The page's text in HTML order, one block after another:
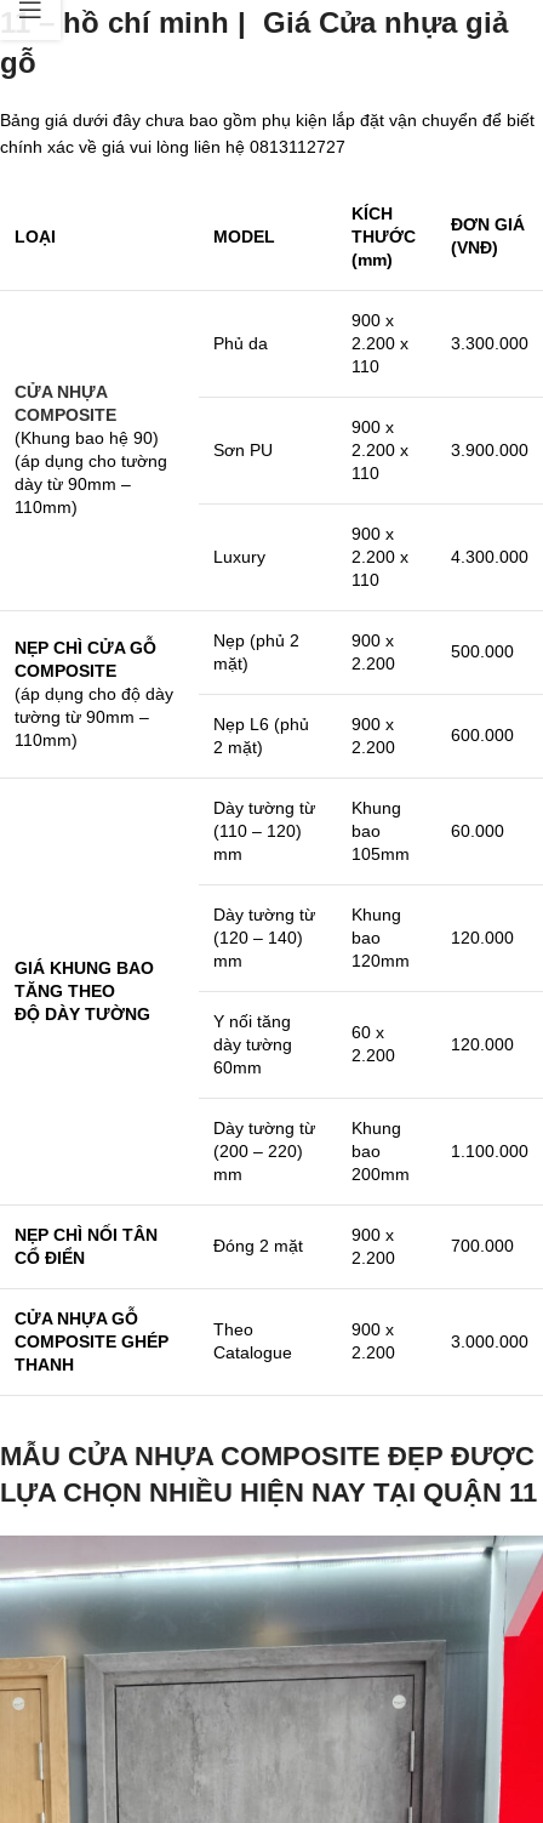
11 – hồ chí minh | Giá Cửa nhựa giả
gỗ
Bảng giá dưới đây chưa bao gồm phụ kiện lắp đặt vận chuyển để biết
chính xác về giá vui lòng liên hệ 0813112727
LOẠI MODEL
KÍCH
THƯỚC
(mm)
ĐƠN GIÁ
(VNĐ)
CỬA NHỰA
COMPOSITE
(Khung bao hệ 90)
(áp dụng cho tường
dày từ 90mm –
110mm)
Phủ da
900 x
2.200 x
110
3.300.000
Sơn PU
900 x
2.200 x
110
3.900.000
Luxury
900 x
2.200 x
110
4.300.000
NẸP CHÌ CỬA GỖ
COMPOSITE
(áp dụng cho độ dày
tường từ 90mm –
110mm)
Nẹp (phủ 2
mặt)
900 x
2.200
500.000
Nẹp L6 (phủ
2 mặt)
900 x
2.200
600.000
GIÁ KHUNG BAO
TĂNG THEO
ĐỘ DÀY TƯỜNG
Dày tường từ
(110 – 120)
mm
Khung
bao
105mm
60.000
Dày tường từ
(120 – 140)
mm
Khung
bao
120mm
120.000
Y nối tăng
dày tường
60mm
60 x
2.200
120.000
Dày tường từ
(200 – 220)
mm
Khung
bao
200mm
1.100.000
NẸP CHÌ NỐI TÂN
CỔ ĐIỂN
Đóng 2 mặt
900 x
2.200
700.000
CỬA NHỰA GỖ
COMPOSITE GHÉP
THANH
Theo
Catalogue
900 x
2.200
3.000.000
MẪU CỬA NHỰA COMPOSITE ĐẸP ĐƯỢC
LỰA CHỌN NHIỀU HIỆN NAY TẠI QUẬN 11